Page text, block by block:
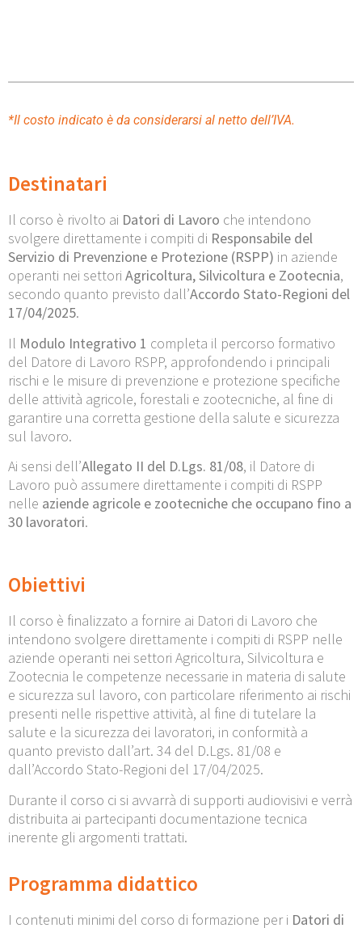
*Il costo indicato è da considerarsi al netto dell’IVA.
Destinatari
Il corso è rivolto ai Datori di Lavoro che intendono
svolgere direttamente i compiti di Responsabile del
Servizio di Prevenzione e Protezione (RSPP) in aziende
operanti nei settori Agricoltura, Silvicoltura e Zootecnia,
secondo quanto previsto dall’Accordo Stato-Regioni del
17/04/2025.
Il Modulo Integrativo 1 completa il percorso formativo
del Datore di Lavoro RSPP, approfondendo i principali
rischi e le misure di prevenzione e protezione specifiche
delle attività agricole, forestali e zootecniche, al fine di
garantire una corretta gestione della salute e sicurezza
sul lavoro.
Ai sensi dell’Allegato II del D.Lgs. 81/08, il Datore di
Lavoro può assumere direttamente i compiti di RSPP
nelle aziende agricole e zootecniche che occupano fino a
30 lavoratori.
Obiettivi
Il corso è finalizzato a fornire ai Datori di Lavoro che
intendono svolgere direttamente i compiti di RSPP nelle
aziende operanti nei settori Agricoltura, Silvicoltura e
Zootecnia le competenze necessarie in materia di salute
e sicurezza sul lavoro, con particolare riferimento ai rischi
presenti nelle rispettive attività, al fine di tutelare la
salute e la sicurezza dei lavoratori, in conformità a
quanto previsto dall’art. 34 del D.Lgs. 81/08 e
dall’Accordo Stato-Regioni del 17/04/2025.
Durante il corso ci si avvarrà di supporti audiovisivi e verrà
distribuita ai partecipanti documentazione tecnica
inerente gli argomenti trattati.
Programma didattico
I contenuti minimi del corso di formazione per i Datori di